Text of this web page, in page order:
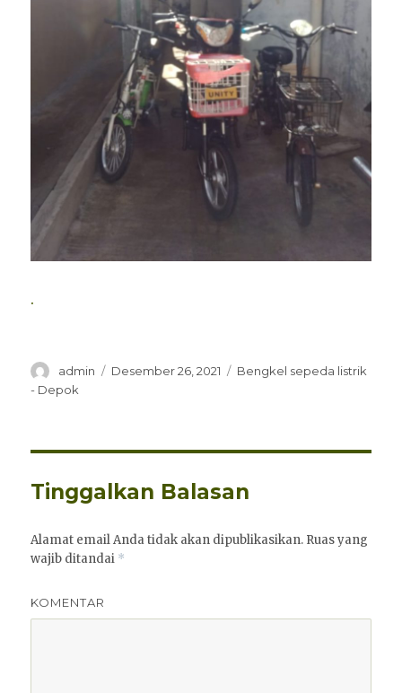
.
Penulis
admin
Diposkan
Desember 26, 2021 Kategori
Bengkel sepeda listrik
- Depok
Tinggalkan Balasan
Alamat email Anda tidak akan dipublikasikan. Ruas yang
wajib ditandai *
KOMENTAR